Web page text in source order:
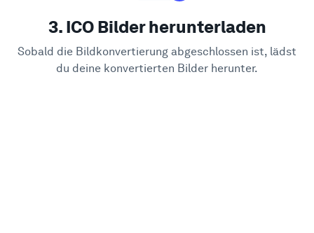
3. ICO Bilder herunterladen
Sobald die Bildkonvertierung abgeschlossen ist, lädst
du deine konvertierten Bilder herunter.